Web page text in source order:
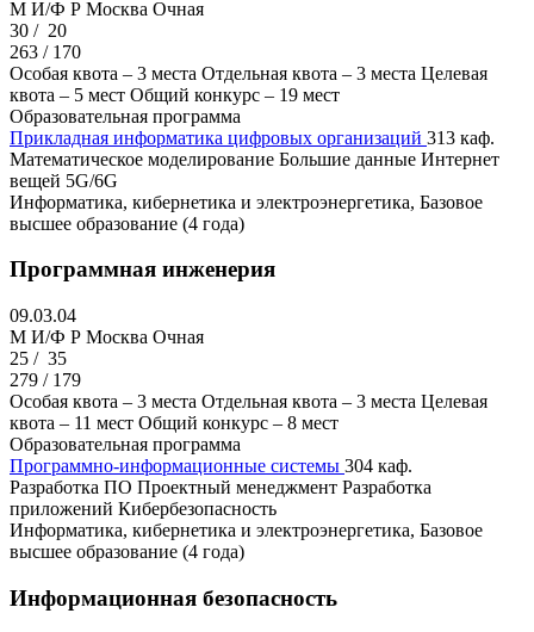
M И/Ф Р Москва Очная
30 / 20
263 / 170
Особая квота – 3 места Отдельная квота – 3 места Целевая
квота – 5 мест Общий конкурс – 19 мест
Образовательная программа
Прикладная информатика цифровых организаций 313 каф.
Математическое моделирование Большие данные Интернет
вещей 5G/6G
Информатика, кибернетика и электроэнергетика, Базовое
высшее образование (4 года)
Программная инженерия
09.03.04
M И/Ф Р Москва Очная
25 / 35
279 / 179
Особая квота – 3 места Отдельная квота – 3 места Целевая
квота – 11 мест Общий конкурс – 8 мест
Образовательная программа
Программно-информационные системы 304 каф.
Разработка ПО Проектный менеджмент Разработка
приложений Кибербезопасность
Информатика, кибернетика и электроэнергетика, Базовое
высшее образование (4 года)
Информационная безопасность